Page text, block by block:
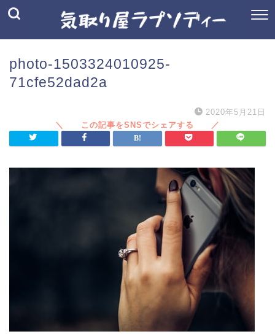
photo-1503324010925-
71cfe52dad2a
2020年5月21日